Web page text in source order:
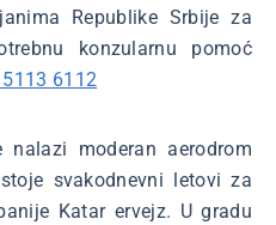
Republike Srbije za
konzularnu pomoć
6112
moderan aerodrom
svakodnevni letovi za
Katar ervejz. U gradu